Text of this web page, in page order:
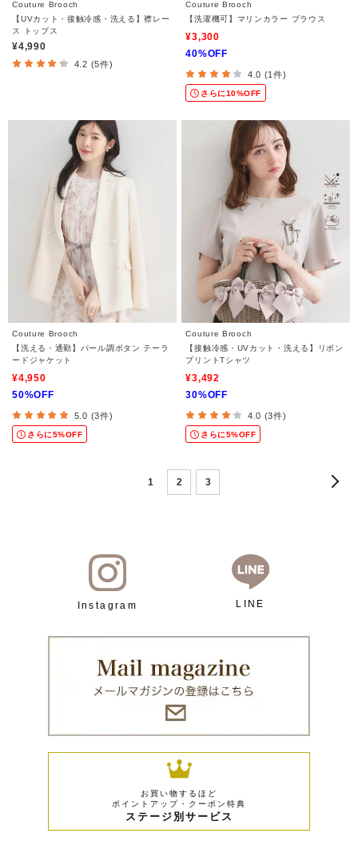
Couture Brooch
【UVカット・接触冷感・洗える】襟レー
ス トップス
¥4,990
4.2 (5件)
Couture Brooch
【洗濯機可】マリンカラー ブラウス
¥3,300
40%OFF
4.0 (1件)
さらに10%OFF
Couture Brooch
【洗える・通勤】パール調ボタン テーラ
ードジャケット
¥4,950
50%OFF
5.0 (3件)
さらに5%OFF
Couture Brooch
【接触冷感・UVカット・洗える】リボン
プリントTシャツ
¥3,492
30%OFF
4.0 (3件)
さらに5%OFF
1 2 3
Instagram LINE
お買い物するほど
ポイントアップ・クーポン特典
ステージ別サービス